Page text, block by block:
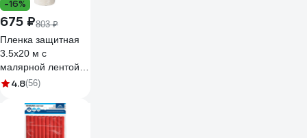
-16%
675 ₽803 ₽
Пленка защитная
3.5х20 м с
малярной лентой
UNIBOB 211786
4.8(56)